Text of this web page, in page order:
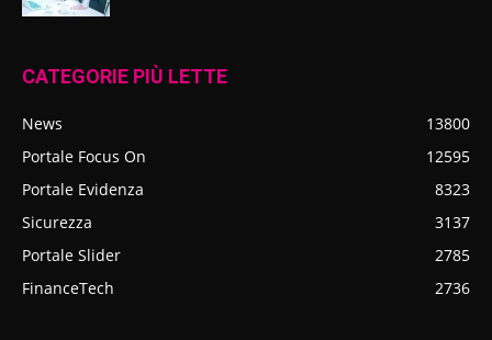
CATEGORIE PIÙ LETTE
News
13800
Portale Focus On
12595
Portale Evidenza
8323
Sicurezza
3137
Portale Slider
2785
FinanceTech
2736